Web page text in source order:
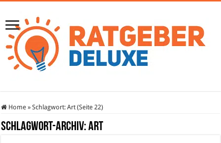
Home » Schlagwort:Art(Seite 22)
Schlagwort-Archiv:Art